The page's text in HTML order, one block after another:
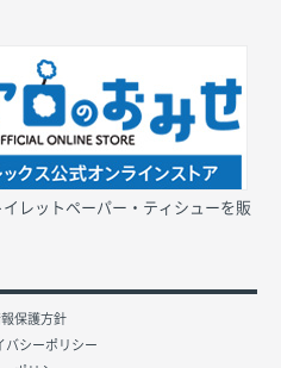
レットペーパー・ティシューを販
保護方針
バシーポリシー